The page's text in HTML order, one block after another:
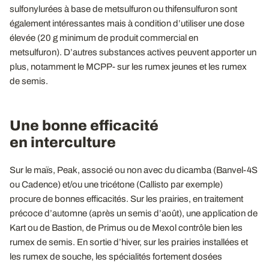
sulfonylurées à base de metsulfuron ou thifensulfuron sont
également intéressantes mais à condition d’utiliser une dose
élevée (20 g minimum de produit commercial en
metsulfuron). D’autres substances actives peuvent apporter un
plus, notamment le MCPP- sur les rumex jeunes et les rumex
de semis.
Une bonne efficacité
en interculture
Sur le maïs, Peak, associé ou non avec du dicamba (Banvel-4S
ou Cadence) et/ou une tricétone (Callisto par exemple)
procure de bonnes efficacités. Sur les prairies, en traitement
précoce d’automne (après un semis d’août), une application de
Kart ou de Bastion, de Primus ou de Mexol contrôle bien les
rumex de semis. En sortie d’hiver, sur les prairies installées et
les rumex de souche, les spécialités fortement dosées